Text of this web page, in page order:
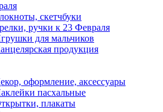
скетчбуки
ручки к 23 Февраля
для мальчиков
продукция
оформление, аксессуары
пасхальные
плакаты